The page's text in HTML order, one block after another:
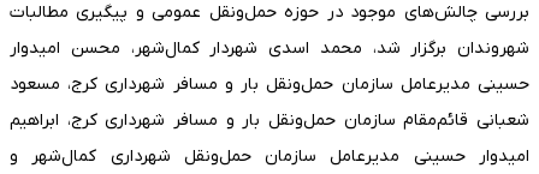
بررسی چالش‌های موجود در حوزه حمل‌ونقل عمومی و پیگیری مطالبات
شهروندان برگزار شد، محمد اسدی شهردار کمال‌شهر، محسن امیدوار
حسینی مدیرعامل سازمان حمل‌ونقل بار و مسافر شهرداری کرج، مسعود
شعبانی قائم‌مقام سازمان حمل‌ونقل بار و مسافر شهرداری کرج، ابراهیم
امیدوار حسینی مدیرعامل سازمان حمل‌ونقل شهرداری کمال‌شهر و